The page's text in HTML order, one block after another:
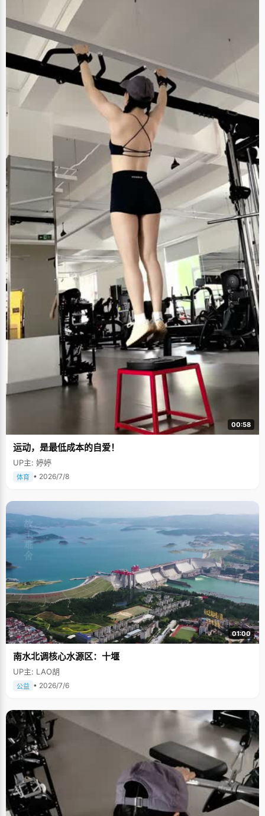
00:58
运动，是最低成本的自爱！
UP主: 婷婷
体育 • 2026/7/8
01:00
南水北调核心水源区：十堰
UP主: LAO胡
公益 • 2026/7/6